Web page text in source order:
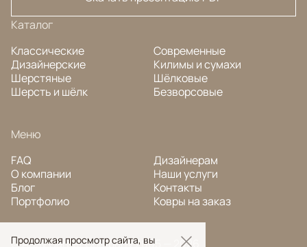
Каталог
Классические
Дизайнерские
Шерстяные
Шерсть и шёлк
Современные
Килимы и сумахи
Шёлковые
Безворсовые
Меню
FAQ
О компании
Блог
Портфолио
Дизайнерам
Наши услуги
Контакты
Ковры на заказ
© Ansy Carpet Company 2005 — 2026
Продолжая просмотр сайта, вы